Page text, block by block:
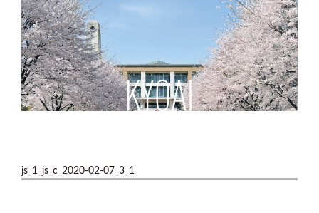
js_1_js_c_2020-02-07_3_1